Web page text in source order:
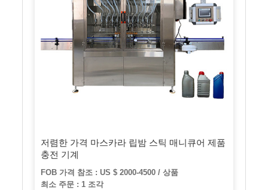
저렴한 가격 마스카라 립밤 스틱 매니큐어 제품
충전 기계
FOB 가격 참조 : US $ 2000-4500 / 상품
최소 주문 : 1 조각